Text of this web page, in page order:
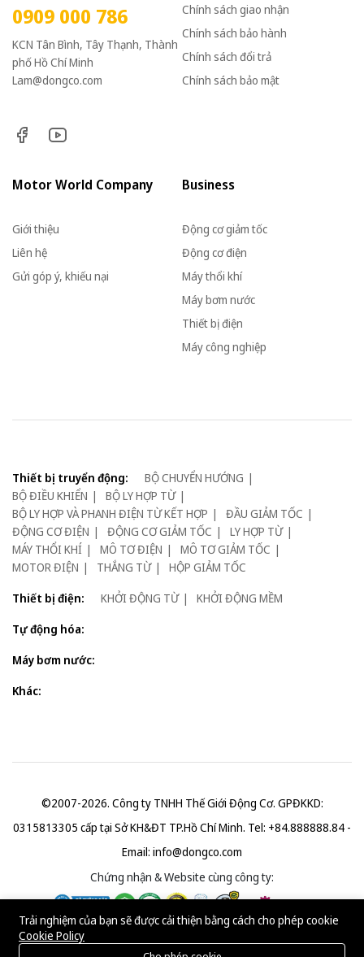
0909 000 786
KCN Tân Bình, Tây Thạnh, Thành
phố Hồ Chí Minh
Lam@dongco.com
Chính sách giao nhận
Chính sách bảo hành
Chính sách đổi trả
Chính sách bảo mật
Motor World Company
Giới thiệu
Liên hệ
Gửi góp ý, khiếu nại
Business
Động cơ giảm tốc
Động cơ điện
Máy thổi khí
Máy bơm nước
Thiết bị điện
Máy công nghiệp
Thiết bị truyển động:
BỘ CHUYỂN HƯỚNG
BỘ ĐIỀU KHIỂN
BỘ LY HỢP TỪ
BỘ LY HỢP VÀ PHANH ĐIỆN TỪ KẾT HỢP
ĐẦU GIẢM TỐC
ĐỘNG CƠ ĐIỆN
ĐỘNG CƠ GIẢM TỐC
LY HỢP TỪ
MÁY THỔI KHÍ
MÔ TƠ ĐIỆN
MÔ TƠ GIẢM TỐC
MOTOR ĐIỆN
THẮNG TỪ
HỘP GIẢM TỐC
Thiết bị điện:
KHỞI ĐỘNG TỪ
KHỞI ĐỘNG MỀM
Tự động hóa:
Máy bơm nước:
Khác:
©2007-2026. Công ty TNHH Thế Giới Động Cơ. GPĐKKD:
0315813305 cấp tại Sở KH&ĐT TP.Hồ Chí Minh. Tel: +84.888888.84 -
Email: info@dongco.com
Chứng nhận & Website cùng công ty:
Trải nghiệm của bạn sẽ được cải thiện bằng cách cho phép cookie
Cookie Policy